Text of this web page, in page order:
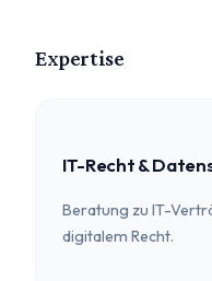
Expertise
IT-Recht &
Beratung zu IT-
digitalem Recht.